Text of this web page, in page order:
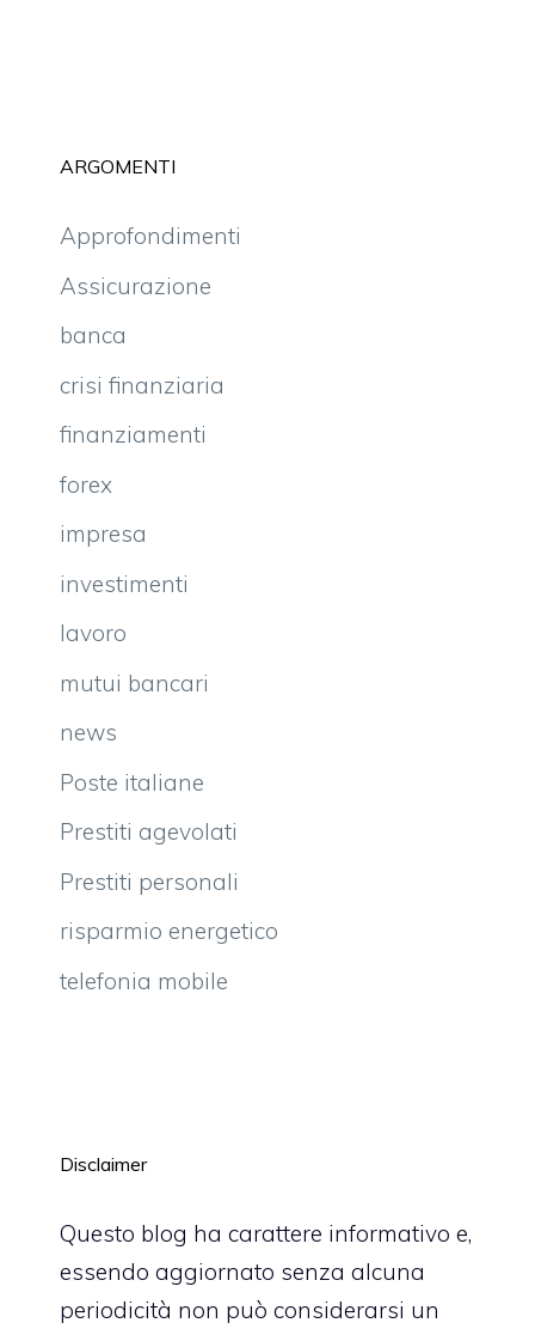
ARGOMENTI
Approfondimenti
Assicurazione
banca
crisi finanziaria
finanziamenti
forex
impresa
investimenti
lavoro
mutui bancari
news
Poste italiane
Prestiti agevolati
Prestiti personali
risparmio energetico
telefonia mobile
Disclaimer
Questo blog ha carattere informativo e,
essendo aggiornato senza alcuna
periodicità non può considerarsi un